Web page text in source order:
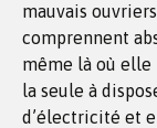
mauvais
comprennent
même là où elle
la seule à
d’électricité et